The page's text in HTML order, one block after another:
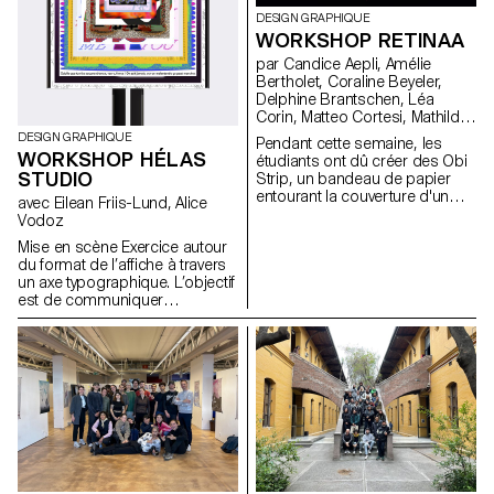
DESIGN GRAPHIQUE
WORKSHOP HÉLAS
STUDIO
avec Eilean Friis-Lund, Alice
Vodoz
Mise en scène Exercice autour
du format de l’affiche à travers
un axe typographique. L’objectif
est de communiquer
l’ambiance d’un film à travers
un lettrage, en mettant
graphiquement en scène le
texte.
DESIGN GRAPHIQUE
WORKSHOP RETINAA
par Candice Aepli, Amélie
Bertholet, Coraline Beyeler,
Delphine Brantschen, Léa
Corin, Matteo Cortesi, Mathilde
Driebold, Eliot Dubi, Marc
Facchinetti, Emilie Müller, Dorian
Pangallo, Paul Paturel, Hugo
Scholl, Diego Steiner, Cyprien
Valenza, Alfredo Venti, Arnaud
Pendant cette semaine, les
étudiants ont dû créer des Obi
Strip, un bandeau de papier
entourant la couverture d'un
une encre UV pour le design de
sécurité.